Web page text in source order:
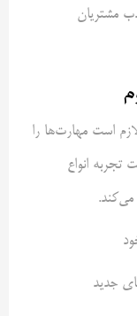
مشتریان
است مهارت‌ها را
تجربه انواع
جدید